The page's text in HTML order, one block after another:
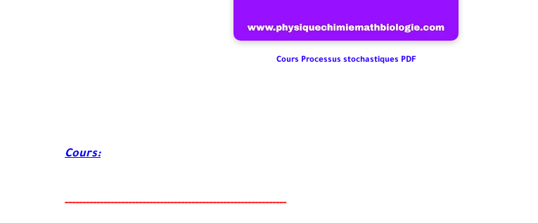
Cours Processus stochastiques PDF
Cours:
---------------------------------------------------------------